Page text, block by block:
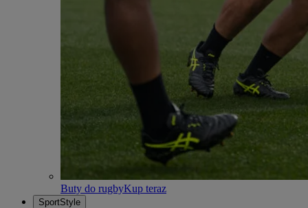
Buty do rugbyKup teraz
SportStyle